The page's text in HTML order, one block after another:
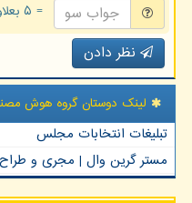
= ۵ بعلاوه ۵
نظر دادن
لینک دوستان گروه هوش
تبلیغات انتخابات مجلس
مستر گرین وال | مجری و طراح